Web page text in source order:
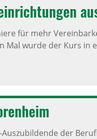
für mehr
wurde der Kurs in
der